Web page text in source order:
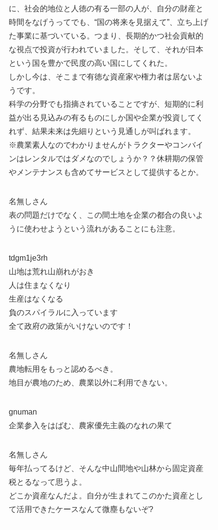
に、社会的地位と人徳の有る一部の人が、自分の財産と
時間をなげうってでも、“国の将来を見据えて”、立ち上げ
た事業に基づいている。つまり、長期的かつ社会貢献的
な視点で投資が行われていました。そして、それが日本
という国を豊かで民度の高い国にしてくれた。
しかし今は、そこまで有徳な資産家や権力者は居ないよ
うです。
科学の分野でも指摘されていることですが、短期的に利
益が出る見込みの有るものにしか国や企業が投資してく
れず、結果未来は先細りという見通しが叫ばれます。
※農業素人なのでわかりませんがトラクターやコンバイ
ンはレンタルではダメなのでしょうか？？休耕期の保管
やメンテナンスも含めてサービスとして提供するとか。
名無しさん
表の問題だけでなく、この間土地を企業の都合の良いよ
うに使わせようという流れがあることにも注意。
tdgm1je3rh
山地は荒れ山崩れがおき
人は住まなくなり
生産はなくなる
負のスパイラルに入っています
全て政府の政策がいけないのです！
名無しさん
農地転用をもっと認めるべき。
地目が農地のため、農業以外に利用できない。
gnuman
企業参入をはばむ、農家優先主義のなれの果て
名無しさん
毎年払ってるけど、そんな中山間地や山林から固定資産
税とるなって思うよ。
どこか資産なんだよ。自分が生まれてこのかた資産とし
て活用できたケースなんて微塵もないぞ?